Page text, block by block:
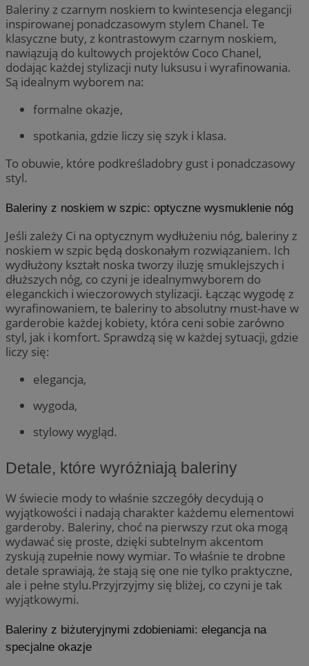
Baleriny z czarnym noskiem to kwintesencja elegancji
inspirowanej ponadczasowym stylem Chanel. Te
klasyczne buty, z kontrastowym czarnym noskiem,
nawiązują do kultowych projektów Coco Chanel,
dodając każdej stylizacji nuty luksusu i wyrafinowania.
Są idealnym wyborem na:
formalne okazje,
spotkania, gdzie liczy się szyk i klasa.
To obuwie, które podkreśladobry gust i ponadczasowy
styl.
Baleriny z noskiem w szpic: optyczne wysmuklenie nóg
Jeśli zależy Ci na optycznym wydłużeniu nóg, baleriny z
noskiem w szpic będą doskonałym rozwiązaniem. Ich
wydłużony kształt noska tworzy iluzję smuklejszych i
dłuższych nóg, co czyni je idealnymwyborem do
eleganckich i wieczorowych stylizacji. Łącząc wygodę z
wyrafinowaniem, te baleriny to absolutny must-have w
garderobie każdej kobiety, która ceni sobie zarówno
styl, jak i komfort. Sprawdzą się w każdej sytuacji, gdzie
liczy się:
elegancja,
wygoda,
stylowy wygląd.
Detale, które wyróżniają baleriny
W świecie mody to właśnie szczegóły decydują o
wyjątkowości i nadają charakter każdemu elementowi
garderoby. Baleriny, choć na pierwszy rzut oka mogą
wydawać się proste, dzięki subtelnym akcentom
zyskują zupełnie nowy wymiar. To właśnie te drobne
detale sprawiają, że stają się one nie tylko praktyczne,
ale i pełne stylu.Przyjrzyjmy się bliżej, co czyni je tak
wyjątkowymi.
Baleriny z biżuteryjnymi zdobieniami: elegancja na
specjalne okazje